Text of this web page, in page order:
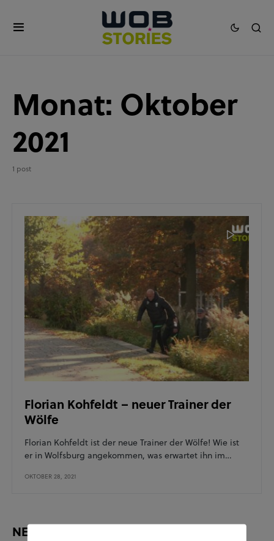
Monat: Oktober
2021
1 post
Florian Kohfeldt – neuer Trainer der
Wölfe
Florian Kohfeldt ist der neue Trainer der Wölfe! Wie ist
er in Wolfsburg angekommen, was erwartet ihn im…
OKTOBER 28, 2021
NEUESTE BEITRÄGE